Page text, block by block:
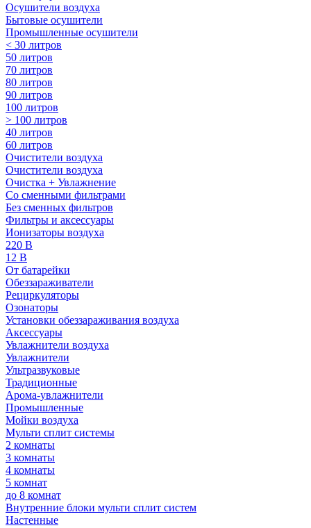
Осушители воздуха
Бытовые осушители
Промышленные осушители
< 30 литров
50 литров
70 литров
80 литров
90 литров
100 литров
> 100 литров
40 литров
60 литров
Очистители воздуха
Очистители воздуха
Очистка + Увлажнение
Cо сменными фильтрами
Без сменных фильтров
Фильтры и аксессуары
Ионизаторы воздуха
220 В
12 В
От батарейки
Обеззараживатели
Рециркуляторы
Озонаторы
Установки обеззараживания воздуха
Аксессуары
Увлажнители воздуха
Увлажнители
Ультразвуковые
Традиционные
Арома-увлажнители
Промышленные
Мойки воздуха
Мульти сплит системы
2 комнаты
3 комнаты
4 комнаты
5 комнат
до 8 комнат
Внутренние блоки мульти сплит систем
Настенные